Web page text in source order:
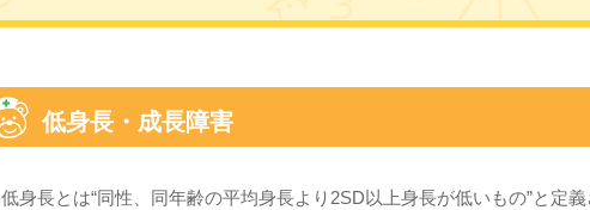
低身長・成長障害
低身長とは“同性、同年齢の平均身長より2SD以上身長が低いもの”と定義